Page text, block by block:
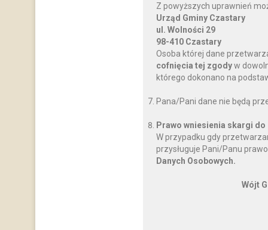
Z powyższych uprawnień
Urząd Gminy Czastary
ul. Wolności 29
98-410 Czastary
Osoba której dane
cofnięcia tej zgodyw
którego dokonano na
Pana/Pani dane nie będą
Prawo wniesienia skargi
W przypadku gdy
przysługuje Pani/Panu
Danych Osobowych.
Wójt